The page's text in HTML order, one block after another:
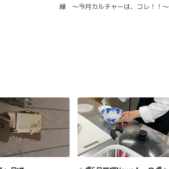
縁 ～今月カルチャーは、コレ！！～